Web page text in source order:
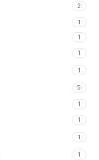
2
1
1
1
1
5
1
1
1
1